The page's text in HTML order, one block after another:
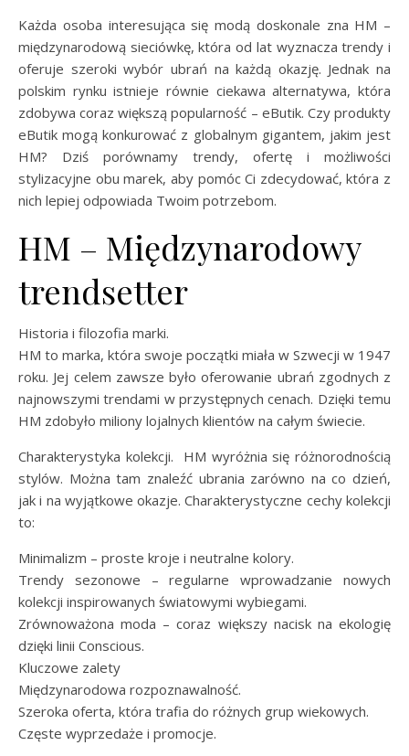
Każda osoba interesująca się modą doskonale zna HM –
międzynarodową sieciówkę, która od lat wyznacza trendy i
oferuje szeroki wybór ubrań na każdą okazję. Jednak na
polskim rynku istnieje równie ciekawa alternatywa, która
zdobywa coraz większą popularność – eButik. Czy produkty
eButik mogą konkurować z globalnym gigantem, jakim jest
HM? Dziś porównamy trendy, ofertę i możliwości
stylizacyjne obu marek, aby pomóc Ci zdecydować, która z
nich lepiej odpowiada Twoim potrzebom.
HM – Międzynarodowy
trendsetter
Historia i filozofia marki.
HM to marka, która swoje początki miała w Szwecji w 1947
roku. Jej celem zawsze było oferowanie ubrań zgodnych z
najnowszymi trendami w przystępnych cenach. Dzięki temu
HM zdobyło miliony lojalnych klientów na całym świecie.
Charakterystyka kolekcji. HM wyróżnia się różnorodnością
stylów. Można tam znaleźć ubrania zarówno na co dzień,
jak i na wyjątkowe okazje. Charakterystyczne cechy kolekcji
to:
Minimalizm – proste kroje i neutralne kolory.
Trendy sezonowe – regularne wprowadzanie nowych
kolekcji inspirowanych światowymi wybiegami.
Zrównoważona moda – coraz większy nacisk na ekologię
dzięki linii Conscious.
Kluczowe zalety
Międzynarodowa rozpoznawalność.
Szeroka oferta, która trafia do różnych grup wiekowych.
Częste wyprzedaże i promocje.